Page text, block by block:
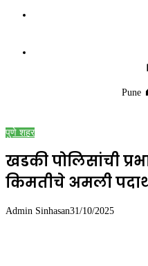
Pune
पुणे शहर
खडकी पोलिसांची
किमतीचे अमली
Admin Sinhasan31/10/2025